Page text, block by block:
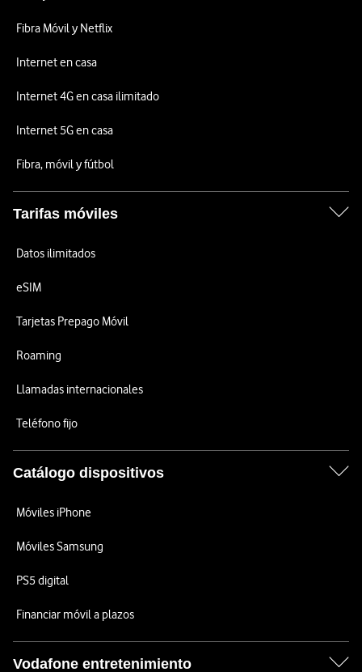
Fibra Móvil y Netflix
Internet en casa
Internet 4G en casa ilimitado
Internet 5G en casa
Fibra, móvil y fútbol
Tarifas móviles
Datos ilimitados
eSIM
Tarjetas Prepago Móvil
Roaming
Llamadas internacionales
Teléfono fijo
Catálogo dispositivos
Móviles iPhone
Móviles Samsung
PS5 digital
Financiar móvil a plazos
Vodafone entretenimiento